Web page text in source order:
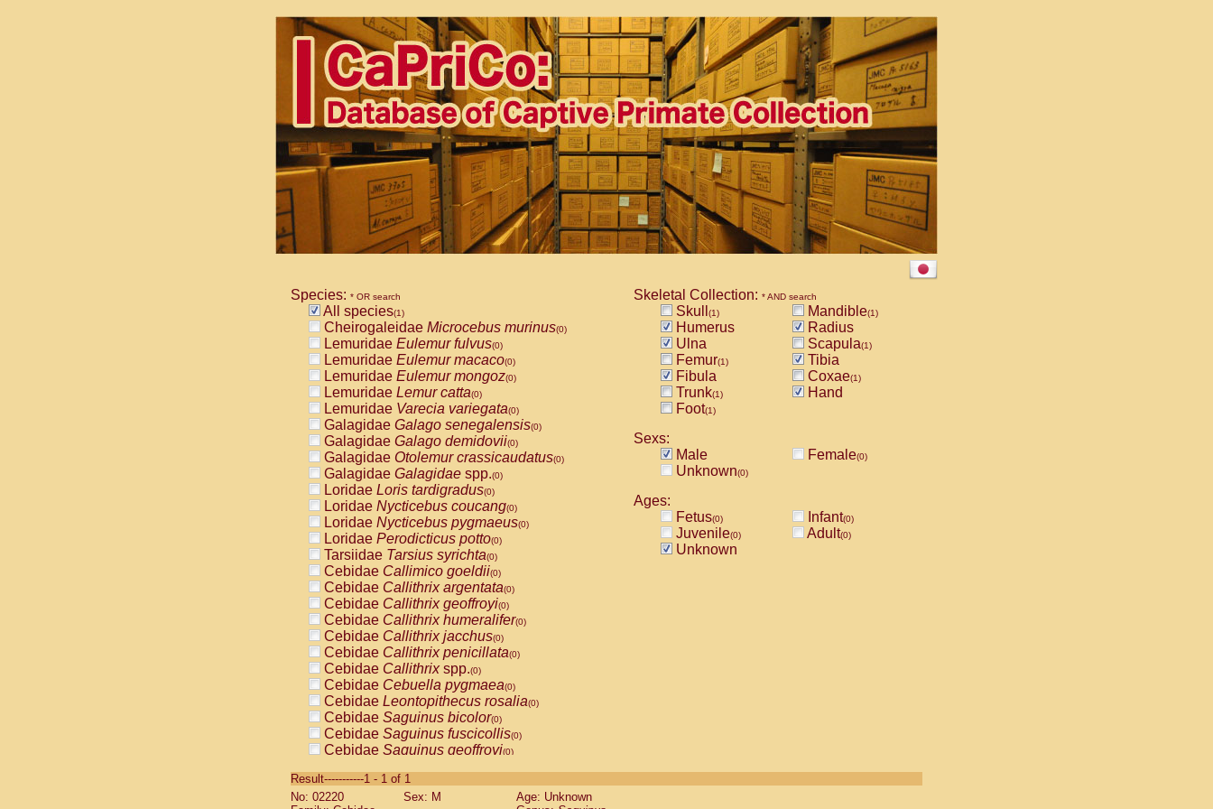
Species: * OR search
All species(1)
Cheirogaleidae Microcebus murinus(0)
Lemuridae Eulemur fulvus(0)
Lemuridae Eulemur macaco(0)
Lemuridae Eulemur mongoz(0)
Lemuridae Lemur catta(0)
Lemuridae Varecia variegata(0)
Galagidae Galago senegalensis(0)
Galagidae Galago demidovii(0)
Galagidae Otolemur crassicaudatus(0)
Galagidae Galagidae spp.(0)
Loridae Loris tardigradus(0)
Loridae Nycticebus coucang(0)
Loridae Nycticebus pygmaeus(0)
Loridae Perodicticus potto(0)
Tarsiidae Tarsius syrichta(0)
Cebidae Callimico goeldii(0)
Cebidae Callithrix argentata(0)
Cebidae Callithrix geoffroyi(0)
Cebidae Callithrix humeralifer(0)
Cebidae Callithrix jacchus(0)
Cebidae Callithrix penicillata(0)
Cebidae Callithrixspp.(0)
Cebidae Cebuella pygmaea(0)
Cebidae Leontopithecus rosalia(0)
Cebidae Saguinus bicolor(0)
Cebidae Saguinus fuscicollis(0)
Cebidae Saguinus geoffroyi(0)
CebidaeSaguinus labiatus(0)
Cebidae Saguinus leucopus (0)
Skeletal Collection: * AND search
Skull (1) Mandible(1)
Humerus
Radius
Ulna
Scapula(1)
Femur(1)
Tibia
Fibula
Coxae(1)
Trunk(1)
Hand
Foot(1)
Sexs:
Male
Female(0)
Unknown(0)
Ages:
Fetus(0) Infant(0)
Juvenile(0) Adult(0)
Unknown
Result-----------1 - 1 of 1
No: 02220
Sex: M
Age: Unknown